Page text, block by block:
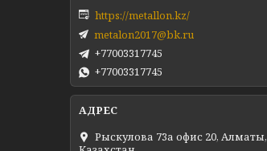
https://metallon.kz/
metalon2017@bk.ru
+77003317745
+77003317745
Рыскулова 73а офис 20, Алматы,